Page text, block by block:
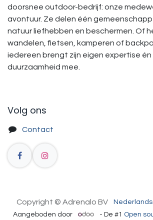
doorsnee outdoor-bedrijf: onze
avontuur. Ze delen één
natuur liefhebben en beschermen. Of
wandelen, fietsen, kamperen of
iedereen brengt zijn eigen expertise
duurzaamheid mee.
Volg ons
Contact
Copyright © Adrenalo BV Nederlands
Aangeboden door
- De #1 Open